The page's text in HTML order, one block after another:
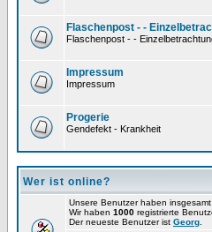
Flaschenpost - -
Flaschenpost - -
Impressum
Impressum
Progerie
Gendefekt - Krankheit
Wer ist online?
Unsere Benutzer haben insgesamt
Wir haben 1000 registrierte
Der neueste Benutzer ist Georg